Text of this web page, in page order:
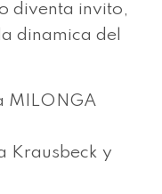
diventa invito,
dinamica del
MILONGA
Krausbeck y